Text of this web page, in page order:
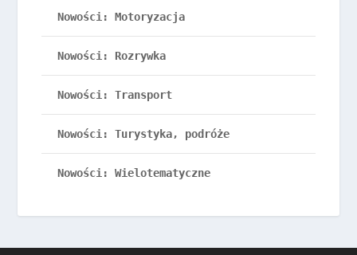
Nowości: Motoryzacja
Nowości: Rozrywka
Nowości: Transport
Nowości: Turystyka, podróże
Nowości: Wielotematyczne